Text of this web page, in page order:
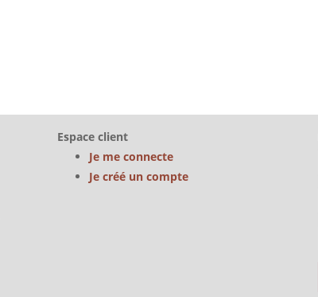
Espace client
Je me connecte
Je créé un compte